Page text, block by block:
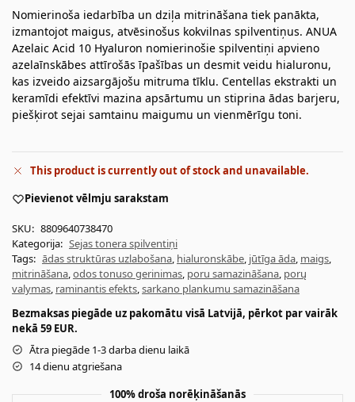
Nomierinoša iedarbība un dziļa mitrināšana tiek panākta,
izmantojot maigus, atvēsinošus kokvilnas spilventiņus. ANUA
Azelaic Acid 10 Hyaluron nomierinošie spilventiņi apvieno
azelaīnskābes attīrošās īpašības un desmit veidu hialuronu,
kas izveido aizsargājošu mitruma tīklu. Centellas ekstrakti un
keramīdi efektīvi mazina apsārtumu un stiprina ādas barjeru,
piešķirot sejai samtainu maigumu un vienmērīgu toni.
This product is currently out of stock and unavailable.
Pievienot vēlmju sarakstam
SKU: 8809640738470
Kategorija: Sejas tonera spilventiņi
Tags: ādas struktūras uzlabošana, hialuronskābe, jūtīga āda, maigs,
mitrināšana,odos tonuso gerinimas, poru samazināšana, porų
valymas, raminantis efekts,sarkano plankumu samazināšana
Bezmaksas piegāde uz pakomātu visā Latvijā, pērkot par vairāk
nekā 59 EUR.
Ātra piegāde 1-3 darba dienu laikā
14 dienu atgriešana
100% droša norēķināšanās